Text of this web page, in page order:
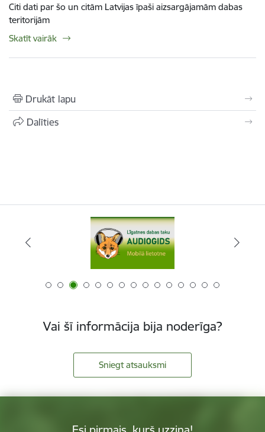
Citi dati par šo un citām Latvijas īpaši aizsargājamām dabas
teritorijām
Skatīt vairāk
Drukāt lapu
Dalīties
Vai šī informācija bija noderīga?
Sniegt atsauksmi